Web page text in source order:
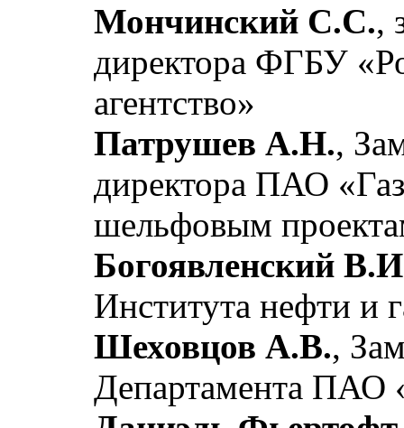
Мончинский С.С.,
директора ФГБУ
агентство»
Патрушев А.Н.,
директора ПАО
шельфовым
Богоявленский
Института нефти и
Шеховцов А.В.,
Департамента ПАО